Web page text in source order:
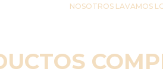
NOSOTROS LAVAMOS